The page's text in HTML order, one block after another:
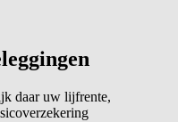
daar uw lijfrente,